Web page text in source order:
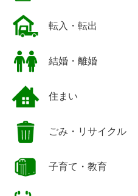
転入・転出
結婚・離婚
住まい
ごみ・リサイクル
子育て・教育